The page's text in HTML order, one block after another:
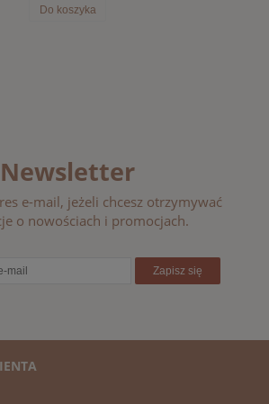
Do koszyka
Newsletter
e-mail, jeżeli chcesz otrzymywać
o nowościach i promocjach.
Zapisz się